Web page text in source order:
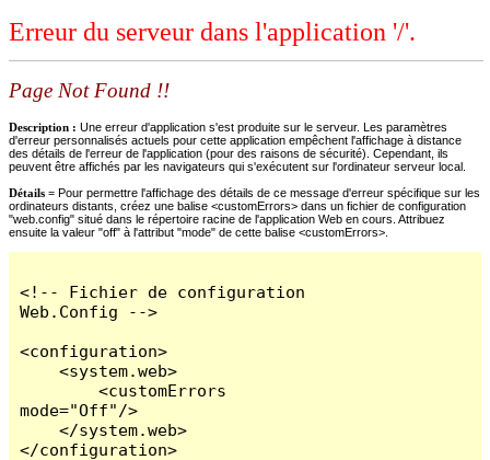
Erreur du serveur dans l'application '/'.
Page Not Found !!
Description : Une erreur d'application s'est produite sur le serveur. Les paramètres
d'erreur personnalisés actuels pour cette application empêchent l'affichage à distance
des détails de l'erreur de l'application (pour des raisons de sécurité). Cependant, ils
peuvent être affichés par les navigateurs qui s'exécutent sur l'ordinateur serveur local.
Détails = Pour permettre l'affichage des détails de ce message d'erreur spécifique sur les
ordinateurs distants, créez une balise <customErrors> dans un fichier de configuration
"web.config" situé dans le répertoire racine de l'application Web en cours. Attribuez
ensuite la valeur "off" à l'attribut "mode" de cette balise <customErrors>.
<!-- Fichier de configuration
Web.Config -->
<configuration>
    <system.web>
        <customErrors
mode="Off"/>
    </system.web>
</configuration>